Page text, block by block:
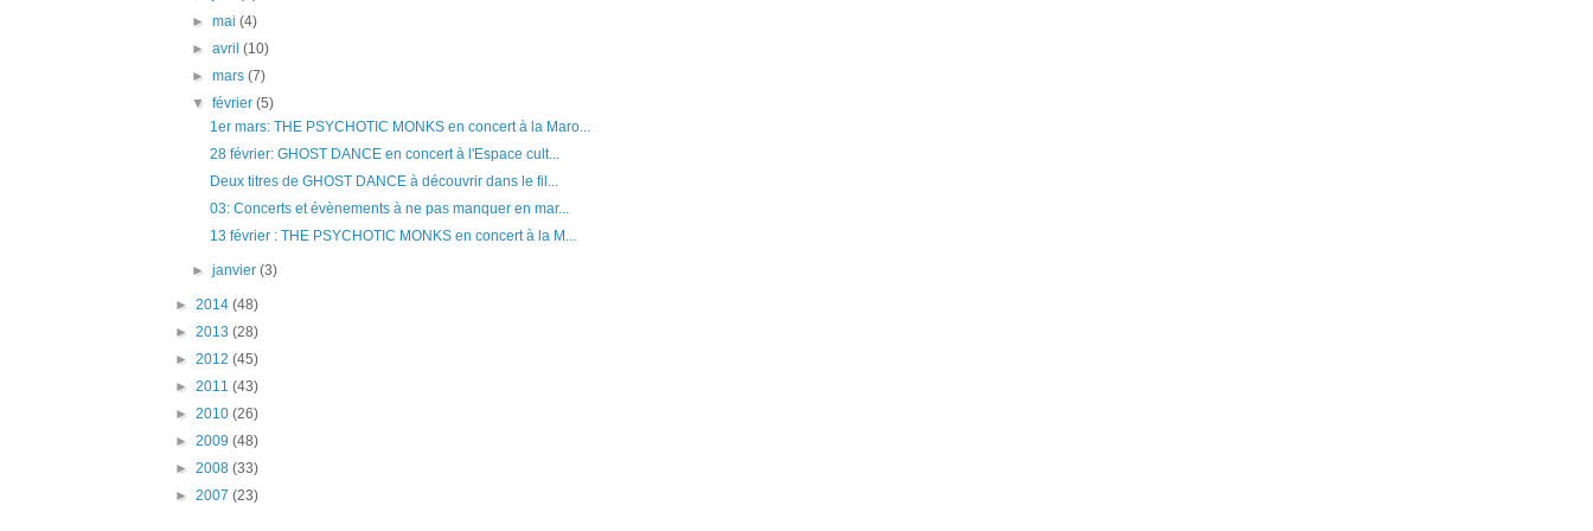
►mai(4)
►avril(10)
►mars(7)
▼février(5)
1er mars: THE PSYCHOTIC MONKS en concert à la Maro...
28 février: GHOST DANCE en concert à l'Espace cult...
Deux titres de GHOST DANCE à découvrir dans le fil...
03: Concerts et évènements à ne pas manquer en mar...
13 février : THE PSYCHOTIC MONKS en concert à la M...
►janvier(3)
► 2014 (48)
► 2013 (28)
► 2012 (45)
► 2011 (43)
► 2010 (26)
► 2009 (48)
► 2008 (33)
► 2007 (23)